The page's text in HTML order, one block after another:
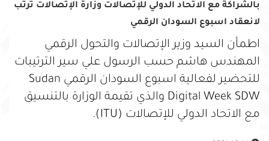
بالشراكة مع الاتحاد الدولي للإتصالات وزارة الإتصالات ترتب
لانعقاد اسبوع السودان الرقمي
اطمأن السيد وزير الإتصالات والتحول الرقمي
المهندس هاشم حسب الرسول علي سير الترتيبات
للتحضير لفعالية اسبوع السودان الرقمي Sudan
Digital Week SDW والذي تقيمة الوزارة بالتنسيق
مع الاتحاد الدولي للإتصالات (ITU).